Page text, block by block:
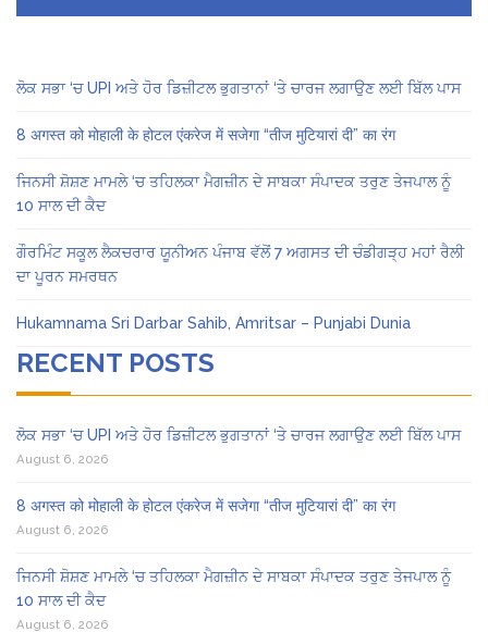
ਲੋਕ ਸਭਾ ‘ਚ UPI ਅਤੇ ਹੋਰ ਡਿਜ਼ੀਟਲ ਭੁਗਤਾਨਾਂ ‘ਤੇ ਚਾਰਜ ਲਗਾਉਣ ਲਈ ਬਿੱਲ ਪਾਸ
8 अगस्त को मोहाली के होटल एंकरेज में सजेगा “तीज मुटियारां दी” का रंग
ਜਿਨਸੀ ਸ਼ੋਸ਼ਣ ਮਾਮਲੇ ‘ਚ ਤਹਿਲਕਾ ਮੈਗਜ਼ੀਨ ਦੇ ਸਾਬਕਾ ਸੰਪਾਦਕ ਤਰੁਣ ਤੇਜਪਾਲ ਨੂੰ
10 ਸਾਲ ਦੀ ਕੈਦ
ਗੌਰਮਿੰਟ ਸਕੂਲ ਲੈਕਚਰਾਰ ਯੂਨੀਅਨ ਪੰਜਾਬ ਵੱਲੋਂ 7 ਅਗਸਤ ਦੀ ਚੰਡੀਗੜ੍ਹ ਮਹਾਂ ਰੈਲੀ
ਦਾ ਪੂਰਨ ਸਮਰਥਨ
Hukamnama Sri Darbar Sahib, Amritsar – Punjabi Dunia
RECENT POSTS
ਲੋਕ ਸਭਾ ‘ਚ UPI ਅਤੇ ਹੋਰ ਡਿਜ਼ੀਟਲ ਭੁਗਤਾਨਾਂ ‘ਤੇ ਚਾਰਜ ਲਗਾਉਣ ਲਈ ਬਿੱਲ ਪਾਸ
August 6, 2026
8 अगस्त को मोहाली के होटल एंकरेज में सजेगा “तीज मुटियारां दी” का रंग
August 6, 2026
ਜਿਨਸੀ ਸ਼ੋਸ਼ਣ ਮਾਮਲੇ ‘ਚ ਤਹਿਲਕਾ ਮੈਗਜ਼ੀਨ ਦੇ ਸਾਬਕਾ ਸੰਪਾਦਕ ਤਰੁਣ ਤੇਜਪਾਲ ਨੂੰ
10 ਸਾਲ ਦੀ ਕੈਦ
August 6, 2026